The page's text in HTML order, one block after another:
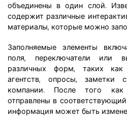
объединены в один слой.
содержит различные
материалы, которые можно
Заполняемые элементы
поля, переключатели или
различных форм, таких как
агентств, опросы, заметки
компании. После того
отправлены в
информация может быть